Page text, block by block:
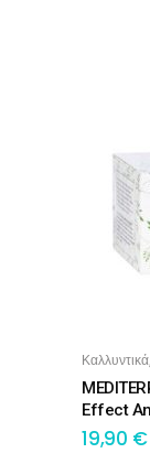
Καλλυντικά,
Effect
19,90 €